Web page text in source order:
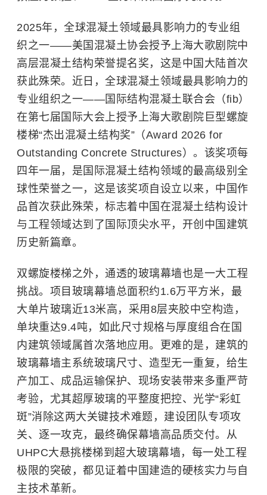
2025年，全球混凝土领域最具影响力的专业组
织之一——美国混凝土协会授予上海大歌剧院中
高层混凝土结构荣誉提名奖，这是中国大陆首次
获此殊荣。近日，全球混凝土领域最具影响力的
专业组织之一——国际结构混凝土联合会（fib）
在第七届国际大会上授予上海大歌剧院巨型螺旋
楼梯“杰出混凝土结构奖”（Award 2026 for
Outstanding Concrete Structures）。该奖项每
四年一届，是国际混凝土结构领域的最高级别全
球性荣誉之一，这是该奖项自设立以来，中国作
品首次获此殊荣，标志着中国在混凝土结构设计
与工程领域达到了国际顶尖水平，开创中国建筑
历史新篇章。
双螺旋楼梯之外，通透的玻璃幕墙也是一大工程
挑战。项目玻璃幕墙总面积约1.6万平方米，最
大单片玻璃近13米高，采用8层夹胶中空构造，
单块重达9.4吨，如此尺寸规格与厚度组合在国
内建筑领域属首次落地应用。更难的是，建筑的
玻璃幕墙主系统玻璃尺寸、造型无一重复，给生
产加工、成品运输保护、现场安装带来多重严苛
考验，尤其超厚玻璃的平整度把控、光学“彩虹
斑”消除这两大关键技术难题，建设团队专项攻
关、逐一攻克，最终确保幕墙高品质交付。从
UHPC大悬挑楼梯到超大玻璃幕墙，每一处工程
极限的突破，都见证着中国建造的硬核实力与自
主技术革新。